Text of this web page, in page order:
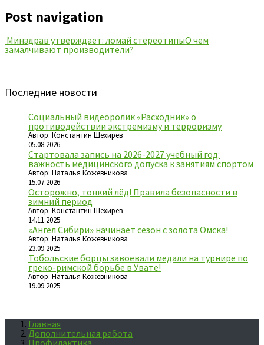
Post navigation
Минздрав утверждает: ломай стереотипыО чем
замалчивают производители?
Последние новости
Социальный видеоролик «Расходник» о
противодействии экстремизму и терроризму
Автор: Константин Шехирев
05.08.2026
Стартовала запись на 2026-2027 учебный год:
важность медицинского допуска к занятиям спортом
Автор: Наталья Кожевникова
15.07.2026
Осторожно, тонкий лёд! Правила безопасности в
зимний период
Автор: Константин Шехирев
14.11.2025
«Ангел Сибири» начинает сезон с золота Омска!
Автор: Наталья Кожевникова
23.09.2025
Тобольские борцы завоевали медали на турнире по
греко-римской борьбе в Увате!
Автор: Наталья Кожевникова
19.09.2025
Главная
Дополнительная работа